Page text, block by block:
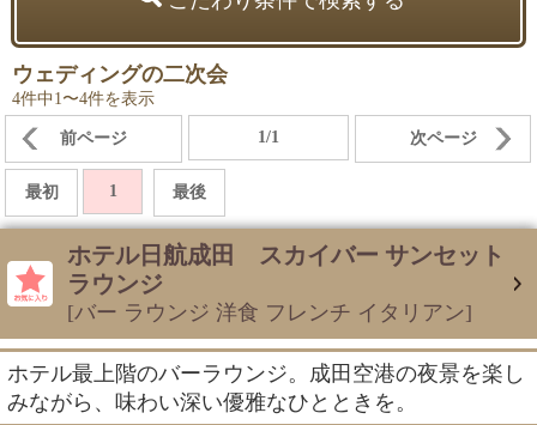
ウェディングの二次会
4件中1〜4件を表示
前ページ 1/1 次ページ
最初 1 最後
ホテル日航成田 スカイバー サンセット
ラウンジ
[バー ラウンジ 洋食 フレンチ イタリアン]
ホテル最上階のバーラウンジ。成田空港の夜景を楽し
みながら、味わい深い優雅なひとときを。